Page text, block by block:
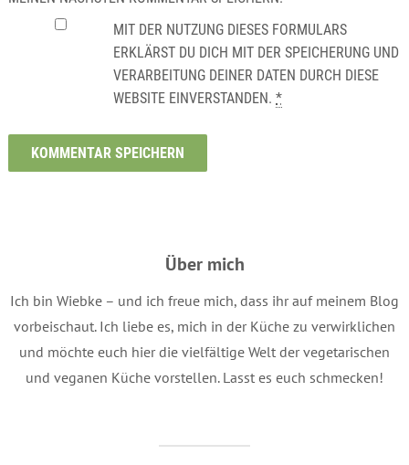
MIT DER NUTZUNG DIESES FORMULARS
ERKLÄRST DU DICH MIT DER SPEICHERUNG UND
VERARBEITUNG DEINER DATEN DURCH DIESE
WEBSITE EINVERSTANDEN.*
Über mich
Ich bin Wiebke – und ich freue mich, dass ihr auf meinem Blog
vorbeischaut. Ich liebe es, mich in der Küche zu verwirklichen
und möchte euch hier die vielfältige Welt der vegetarischen
und veganen Küche vorstellen. Lasst es euch schmecken!